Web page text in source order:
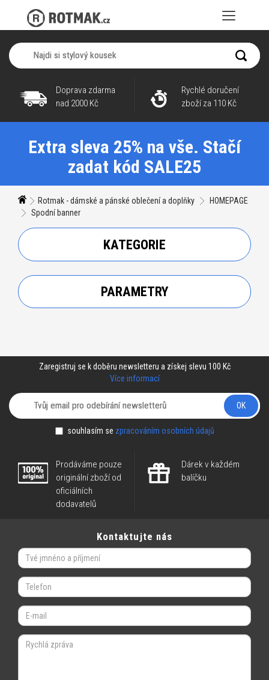
Doprava zdarma
nad 2000 Kč
Rychlé doručení
zboží za 110 Kč
Extra sleva 25% na vše. Stačí
zadat kód SALE25
Rotmak - dámské a pánské oblečení a doplňky
HOMEPAGE
Spodní banner
KATEGORIE
PARAMETRY
Zaregistruj se k doběru newsletteru a získej slevu 100 Kč
Více informací
OK
souhlasím se zpracováním osobních údajů
Prodáváme pouze
originální zboží od
oficiálních
dodavatelů
Dárek v každém
balíčku
Kontaktujte nás